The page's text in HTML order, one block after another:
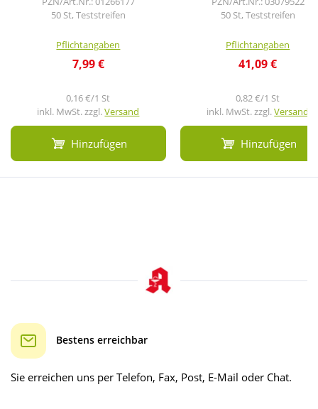
50 St, Teststreifen
Pflichtangaben
7,99 €
0,16 €/1 St
inkl. MwSt. zzgl.Versand
Hinzufügen
50 St, Teststreifen
Pflichtangaben
41,09 €
0,82 €/1 St
inkl. MwSt. zzgl.Versand
Hinzufügen
Bestens erreichbar
Sie erreichen uns per Telefon, Fax, Post, E-Mail oder Chat.